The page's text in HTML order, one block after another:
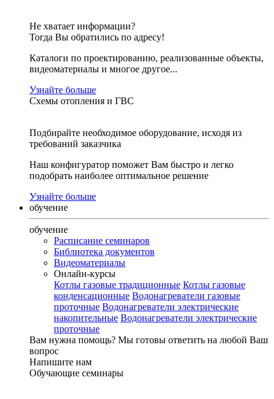
Не хватает информации?
Тогда Вы обратились по адресу!
Каталоги по проектированию, реализованные объекты,
видеоматериалы и многое другое...
Узнайте больше
Схемы отопления и ГВС
Подбирайте необходимое оборудование, исходя из
требований заказчика
Наш конфигуратор поможет Вам быстро и легко
подобрать наиболее оптимальное решение
Узнайте больше
обучение
обучение
Расписание семинаров
Библиотека документов
Видеоматериалы
Онлайн-курсы
Котлы газовые традиционные Котлы газовые
конденсационные Водонагреватели газовые
проточные Водонагреватели электрические
накопительные Водонагреватели электрические
проточные
Вам нужна помощь? Мы готовы ответить на любой Ваш
вопрос
Напишите нам
Обучающие семинары